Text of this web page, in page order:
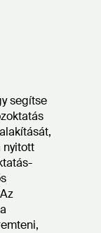
segítse
nyitott